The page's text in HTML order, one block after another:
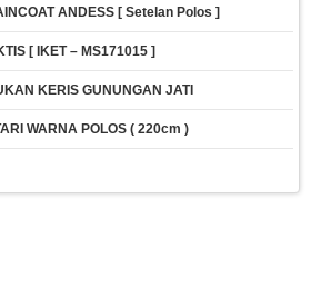
ANDESS [ Setelan Polos ]
[ IKET – MS171015 ]
KERIS GUNUNGAN JATI
WARNA POLOS ( 220cm )